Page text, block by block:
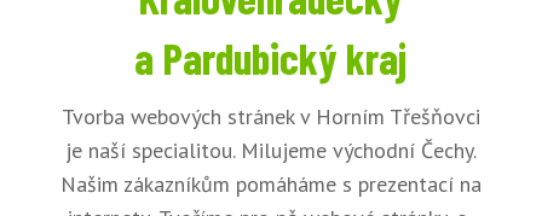
a Pardubický kraj
Tvorba webových stránek v Horním Třešňovci
je naší specialitou. Milujeme východní Čechy.
Našim zákazníkům pomáháme s prezentací na